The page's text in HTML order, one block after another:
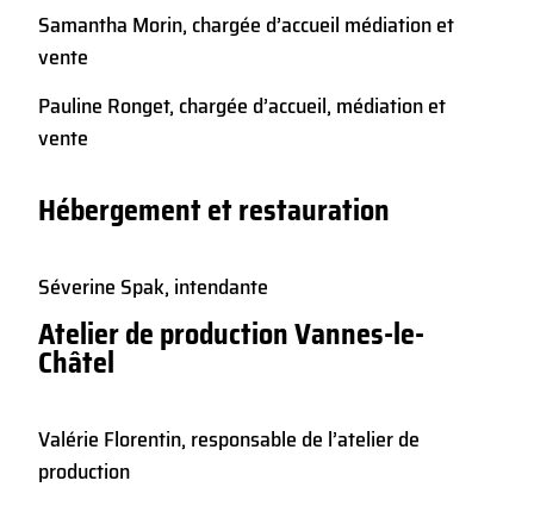
Samantha Morin, chargée d’accueil médiation et
vente
Pauline Ronget, chargée d’accueil, médiation et
vente
Hébergement et restauration
Séverine Spak, intendante
Atelier de production Vannes-le-
Châtel
Valérie Florentin, responsable de l’atelier de
production